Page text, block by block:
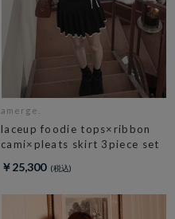
amerge.
laceup foodie tops×ribbon
cami×pleats skirt 3piece set
￥25,300